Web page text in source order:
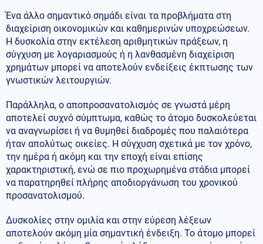
Ένα άλλο σημαντικό σημάδι είναι τα προβλήματα στη
διαχείριση οικονομικών και καθημερινών υποχρεώσεων.
Η δυσκολία στην εκτέλεση αριθμητικών πράξεων, η
σύγχυση με λογαριασμούς ή η λανθασμένη διαχείριση
χρημάτων μπορεί να αποτελούν ενδείξεις έκπτωσης των
γνωστικών λειτουργιών.
Παράλληλα, ο αποπροσανατολισμός σε γνωστά μέρη
αποτελεί συχνό σύμπτωμα, καθώς το άτομο δυσκολεύεται
να αναγνωρίσει ή να θυμηθεί διαδρομές που παλαιότερα
ήταν απολύτως οικείες. Η σύγχυση σχετικά με τον χρόνο,
την ημέρα ή ακόμη και την εποχή είναι επίσης
χαρακτηριστική, ενώ σε πιο προχωρημένα στάδια μπορεί
να παρατηρηθεί πλήρης αποδιοργάνωση του χρονικού
προσανατολισμού.
Δυσκολίες στην ομιλία και στην εύρεση λέξεων
αποτελούν ακόμη μία σημαντική ένδειξη. Το άτομο μπορεί